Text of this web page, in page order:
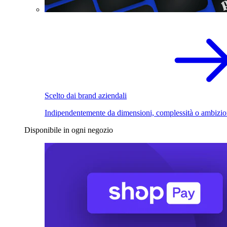
Scelto dai brand aziendali
Indipendentemente da dimensioni, complessità o
Disponibile in ogni negozio